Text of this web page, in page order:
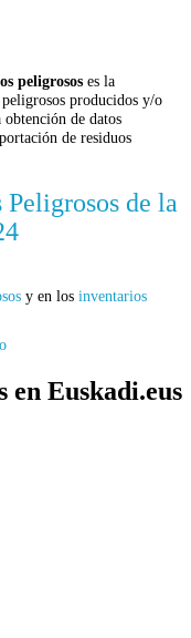
peligrosos es la
producidos y/o
de datos
de residuos
de la
y en los inventarios
en Euskadi.eus